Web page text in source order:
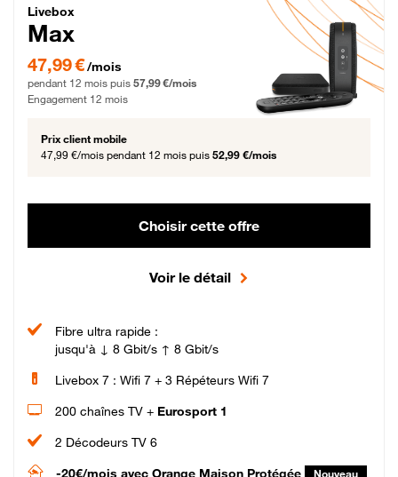
Livebox Max Fibre
Livebox
Max
47,99 € par mois pendant 12 mois puis 57,99 € par mois, Engagement 12 mois
47,99 €/mois
pendant 12 mois puis 57,99 €/mois
Engagement 12 mois
Prix client mobile
47,99 €/mois pendant 12 mois puis 52,99 €/mois
Choisir cette offre
Voir le détail
Fibre ultra rapide :
jusqu'à ↓ 8 Gbit/s ↑ 8 Gbit/s
Livebox 7 : Wifi 7 + 3 Répéteurs Wifi 7
200 chaînes TV + Eurosport 1
2 Décodeurs TV 6
-20€/mois avec Orange Maison Protégée Nouveau